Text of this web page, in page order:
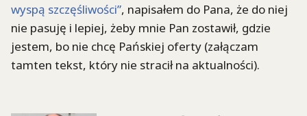
wyspą szczęśliwości”, napisałem do Pana, że do niej
nie pasuję i lepiej, żeby mnie Pan zostawił, gdzie
jestem, bo nie chcę Pańskiej oferty (załączam
tamten tekst, który nie stracił na aktualności).